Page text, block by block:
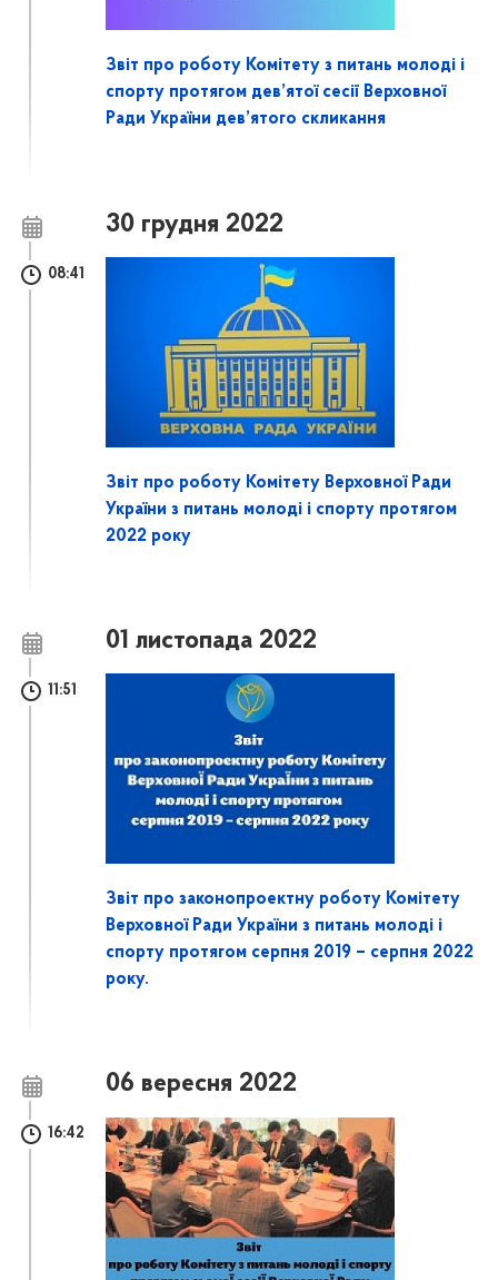
Звіт про роботу Комітету з питань молоді і
спорту протягом дев’ятої сесії Верховної
Ради України дев’ятого скликання
30 грудня 2022
08:41
Звіт про роботу Комітету Верховної Ради
України з питань молоді і спорту протягом
2022 року
01 листопада 2022
11:51
Звіт про законопроектну роботу Комітету
Верховної Ради України з питань молоді і
спорту протягом серпня 2019 – серпня 2022
року.
06 вересня 2022
16:42